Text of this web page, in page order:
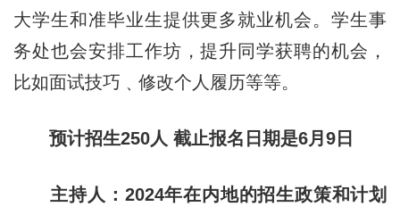
大学生和准毕业生提供更多就业机会。学生事
务处也会安排工作坊，提升同学获聘的机会，
比如面试技巧﹑修改个人履历等等。
预计招生250人 截止报名日期是6月9日
主持人：2024年在内地的招生政策和计划